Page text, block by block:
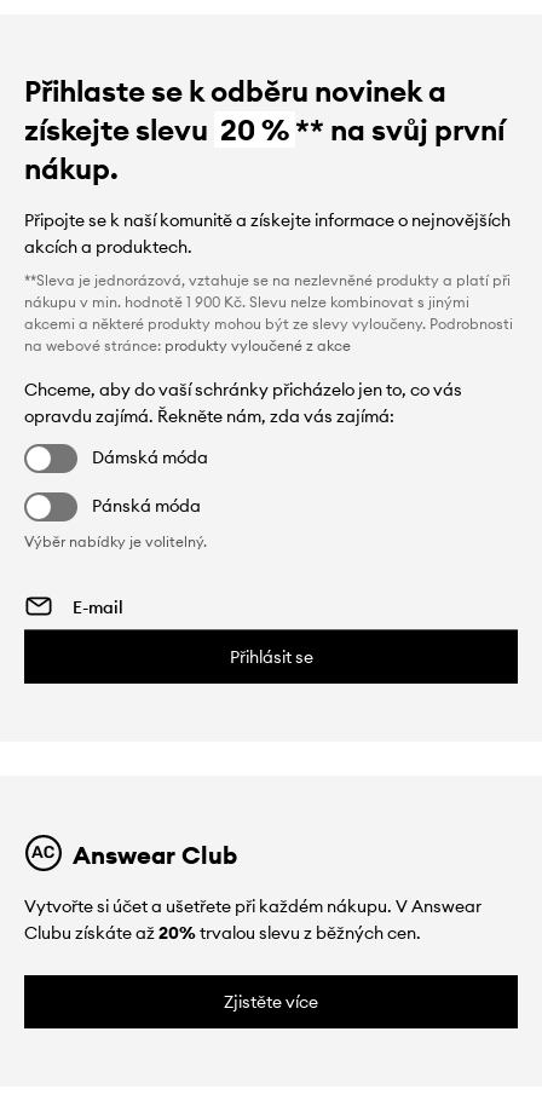
Přihlaste se k odběru novinek a
získejte slevu 20 %** na svůj první
nákup.
Připojte se k naší komunitě a získejte informace o nejnovějších
akcích a produktech.
**Sleva je jednorázová, vztahuje se na nezlevněné produkty a platí při
nákupu v min. hodnotě 1 900 Kč. Slevu nelze kombinovat s jinými
akcemi a některé produkty mohou být ze slevy vyloučeny. Podrobnosti
na webové stránce: produkty vyloučené z akce
Chceme, aby do vaší schránky přicházelo jen to, co vás
opravdu zajímá. Řekněte nám, zda vás zajímá:
Dámská móda
Pánská móda
Výběr nabídky je volitelný.
Přihlásit se
Answear Club
Vytvořte si účet a ušetřete při každém nákupu. V Answear
Clubu získáte až20%trvalou slevu z běžných cen.
Zjistěte více